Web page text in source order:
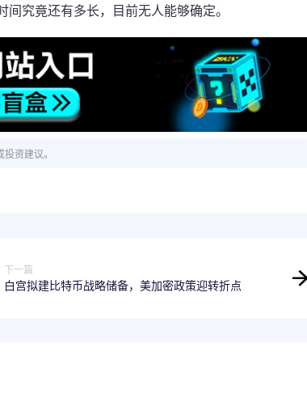
究竟还有多长，目前无人能够确定。
资建议。
下一篇
白宫拟建比特币战略储备，美加密政策迎转折点